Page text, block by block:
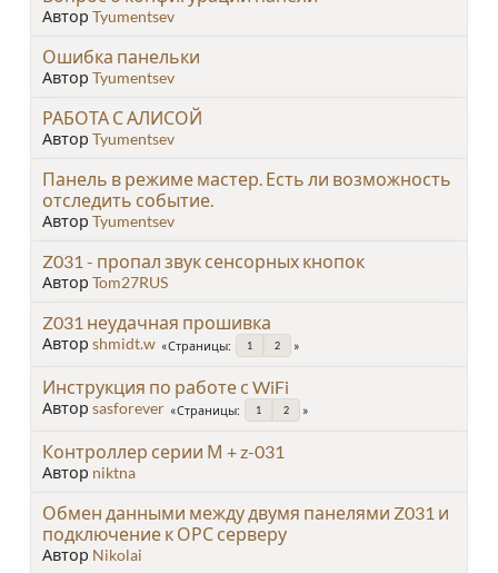
Автор Tyumentsev
Ошибка панельки
Автор Tyumentsev
РАБОТА С АЛИСОЙ
Автор Tyumentsev
Панель в режиме мастер. Есть ли возможность
отследить событие.
Автор Tyumentsev
Z031 - пропал звук сенсорных кнопок
Автор Tom27RUS
Z031 неудачная прошивка
Автор shmidt.w Страницы 1 2
Инструкция по работе с WiFi
Автор sasforever Страницы 1 2
Контроллер серии М + z-031
Автор niktna
Обмен данными между двумя панелями Z031 и
подключение к ОРС серверу
Автор Nikolai